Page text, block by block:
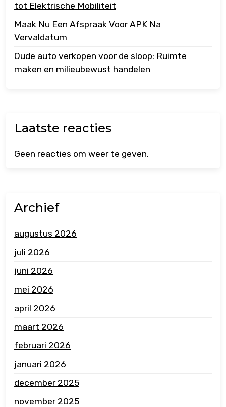
tot Elektrische Mobiliteit
Maak Nu Een Afspraak Voor APK Na
Vervaldatum
Oude auto verkopen voor de sloop: Ruimte
maken en milieubewust handelen
Laatste reacties
Geen reacties om weer te geven.
Archief
augustus 2026
juli 2026
juni 2026
mei 2026
april 2026
maart 2026
februari 2026
januari 2026
december 2025
november 2025